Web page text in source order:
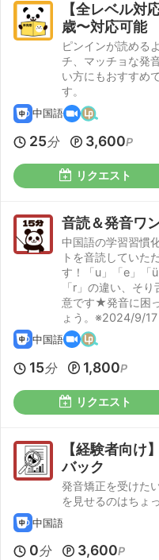
【全レベル対
歳〜対応可能
ピンインが読める
チ、マッチョな発
い方にもおすすめ
す。
中国語
25分 3,600P
リクエスト
音読＆発音ワ
中国語の学習習慣
トを音読していた
す！「u」「e」「
「r」の違い、そ
意です★発音に困
ょう。※2024/9/
中国語
15分 1,800P
リクエスト
【経験者向け
バック
発音矯正を受けた
を見せるのはちょ
中国語
0分 3,600P